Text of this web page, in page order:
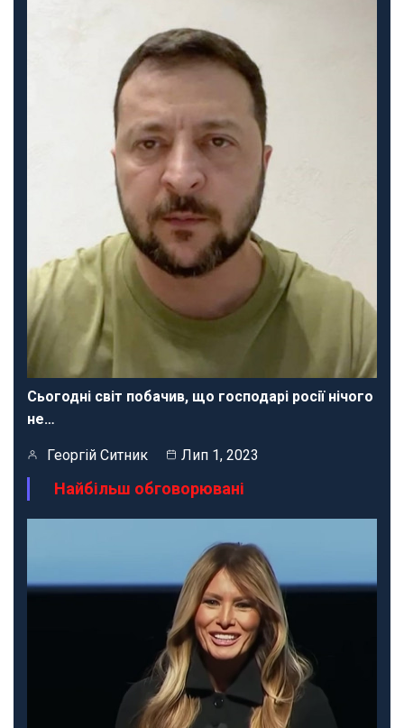
Сьогодні світ побачив, що господарі росії нічого
не…
Георгій Ситник Лип 1, 2023
Найбільш обговорювані